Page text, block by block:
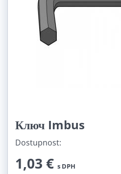
Ключ Imbus
Dostupnost:
1,03 € s DPH